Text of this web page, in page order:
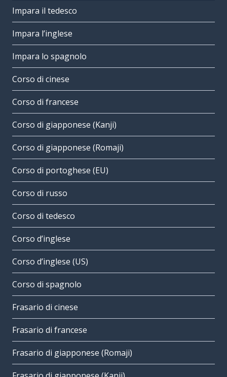
Impara il tedesco
Impara l’inglese
Impara lo spagnolo
Corso di cinese
Corso di francese
Corso di giapponese (Kanji)
Corso di giapponese (Romaji)
Corso di portoghese (EU)
Corso di russo
Corso di tedesco
Corso d’inglese
Corso d’inglese (US)
Corso di spagnolo
Frasario di cinese
Frasario di francese
Frasario di giapponese (Romaji)